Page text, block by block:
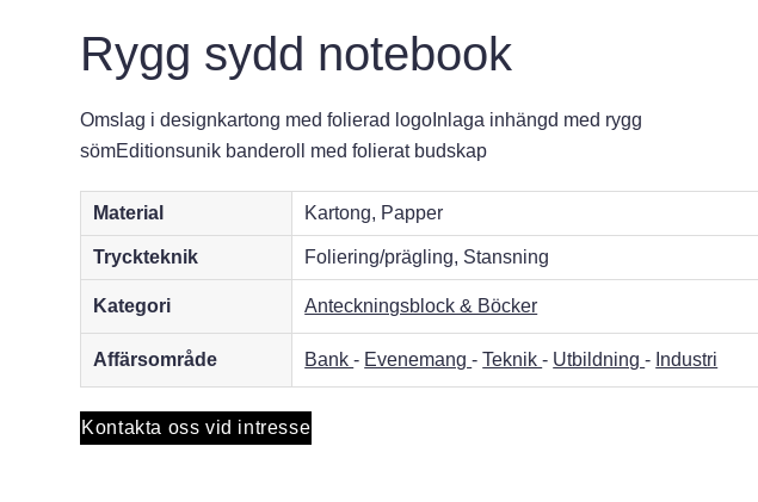
Rygg sydd notebook
Omslag i designkartong med folierad logoInlaga inhängd med rygg
sömEditionsunik banderoll med folierat budskap
Material Kartong, Papper
Tryckteknik Foliering/prägling, Stansning
Kategori Anteckningsblock & Böcker
Affärsområde Bank- Evenemang-Teknik- Utbildning- Industri
Kontakta oss vid intresse